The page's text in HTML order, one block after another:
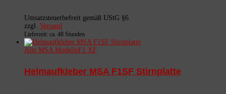
Umsatzsteuerbefreit gemäß UStG §6
zzgl. Versand
Lieferzeit: ca. 48 Stunden
Alle MSA ModelleF1 XF
Helmaufkleber MSA F1SF Stirnplatte